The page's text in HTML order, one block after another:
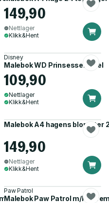
149,90
Nettlager
Klikk&Hent
Disney
Malebok WD Prinsesser Ariel
109,90
Nettlager
Klikk&Hent
Malebok A4 hagens blomster
149,90
Nettlager
Klikk&Hent
Paw Patrol
Malebok Paw Patrol m/